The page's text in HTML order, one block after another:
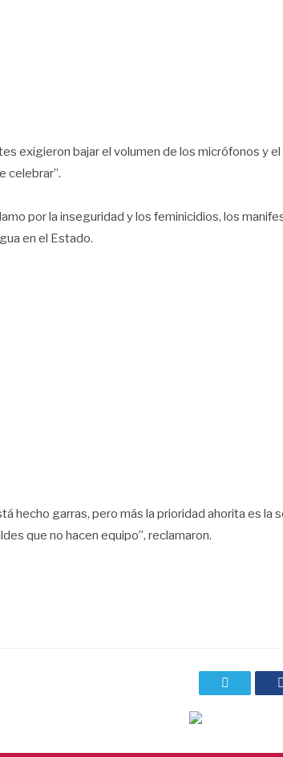
exigieron bajar el volumen de los micrófonos y
celebrar”.
por la inseguridad y los feminicidios, los
en el Estado.
hecho garras, pero más la prioridad ahorita es la
que no hacen equipo”, reclamaron.